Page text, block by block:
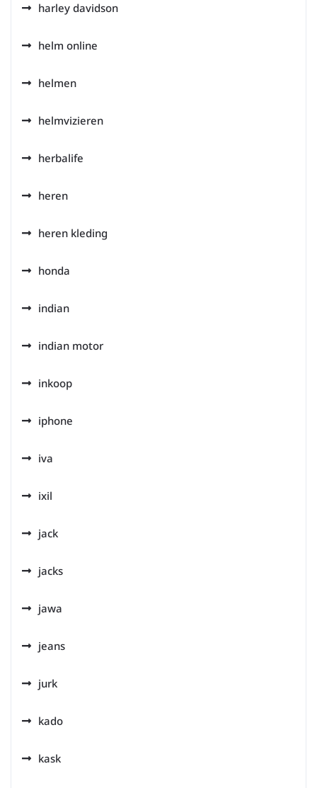
harley davidson
helm online
helmen
helmvizieren
herbalife
heren
heren kleding
honda
indian
indian motor
inkoop
iphone
iva
ixil
jack
jacks
jawa
jeans
jurk
kado
kask